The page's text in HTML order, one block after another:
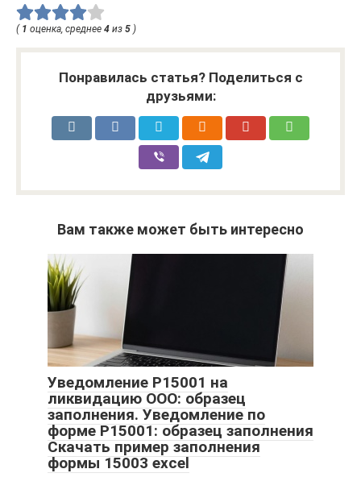
( 1 оценка, среднее 4 из 5 )
Понравилась статья? Поделиться с
друзьями:
Вам также может быть интересно
Уведомление Р15001 на
ликвидацию ООО: образец
заполнения. Уведомление по
форме Р15001: образец заполнения
Скачать пример заполнения
формы 15003 excel